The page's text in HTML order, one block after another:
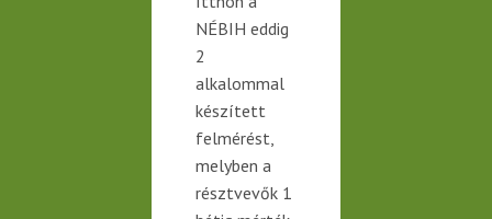
NÉBIH eddig
2
alkalommal
készített
felmérést,
melyben a
résztvevők 1